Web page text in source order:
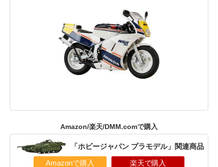
Amazon/楽天/DMM.comで購入
「ホビージャパン プラモデル」関連商品
Amazonで購入 楽天で購入